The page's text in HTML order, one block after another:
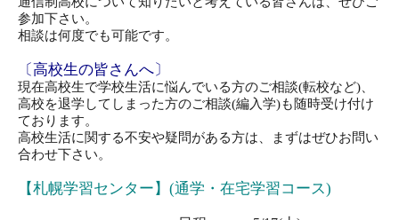
参加下さい。
相談は何度でも可能です。
〔高校生の皆さんへ〕
現在高校生で学校生活に悩んでいる方のご相談(転校など)、
高校を退学してしまった方のご相談(編入学)も随時受け付け
ております。
高校生活に関する不安や疑問がある方は、まずはぜひお問い
合わせ下さい。
【札幌学習センター】(通学・在宅学習コース)